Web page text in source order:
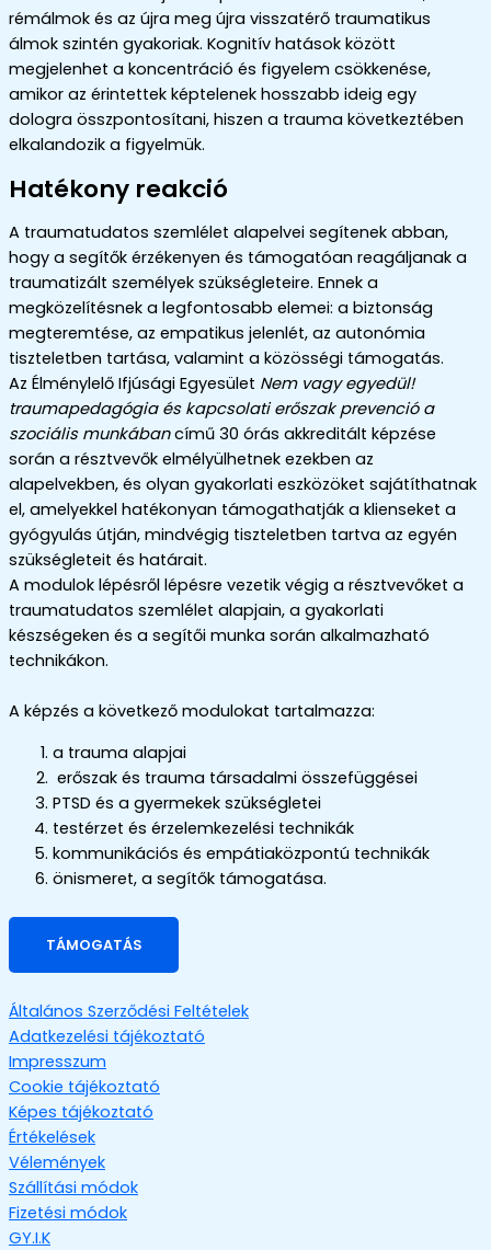
rémálmok és az újra meg újra visszatérő traumatikus
álmok szintén gyakoriak. Kognitív hatások között
megjelenhet a koncentráció és figyelem csökkenése,
amikor az érintettek képtelenek hosszabb ideig egy
dologra összpontosítani, hiszen a trauma következtében
elkalandozik a figyelmük.
Hatékony reakció
A traumatudatos szemlélet alapelvei segítenek abban,
hogy a segítők érzékenyen és támogatóan reagáljanak a
traumatizált személyek szükségleteire. Ennek a
megközelítésnek a legfontosabb elemei: a biztonság
megteremtése, az empatikus jelenlét, az autonómia
tiszteletben tartása, valamint a közösségi támogatás.
Az Élménylelő Ifjúsági Egyesület Nem vagy egyedül!
traumapedagógia és kapcsolati erőszak prevenció a
szociális munkábancímű 30 órás akkreditált képzése
során a résztvevők elmélyülhetnek ezekben az
alapelvekben, és olyan gyakorlati eszközöket sajátíthatnak
el, amelyekkel hatékonyan támogathatják a klienseket a
gyógyulás útján, mindvégig tiszteletben tartva az egyén
szükségleteit és határait.
A modulok lépésről lépésre vezetik végig a résztvevőket a
traumatudatos szemlélet alapjain, a gyakorlati
készségeken és a segítői munka során alkalmazható
technikákon.
A képzés a következő modulokat tartalmazza:
a trauma alapjai
erőszak és trauma társadalmi összefüggései
PTSD és a gyermekek szükségletei
testérzet és érzelemkezelési technikák
kommunikációs és empátiaközpontú technikák
önismeret, a segítők támogatása.
TÁMOGATÁS
Általános Szerződési Feltételek
Adatkezelési tájékoztató
Impresszum
Cookie tájékoztató
Képes tájékoztató
Értékelések
Vélemények
Szállítási módok
Fizetési módok
GY.I.K